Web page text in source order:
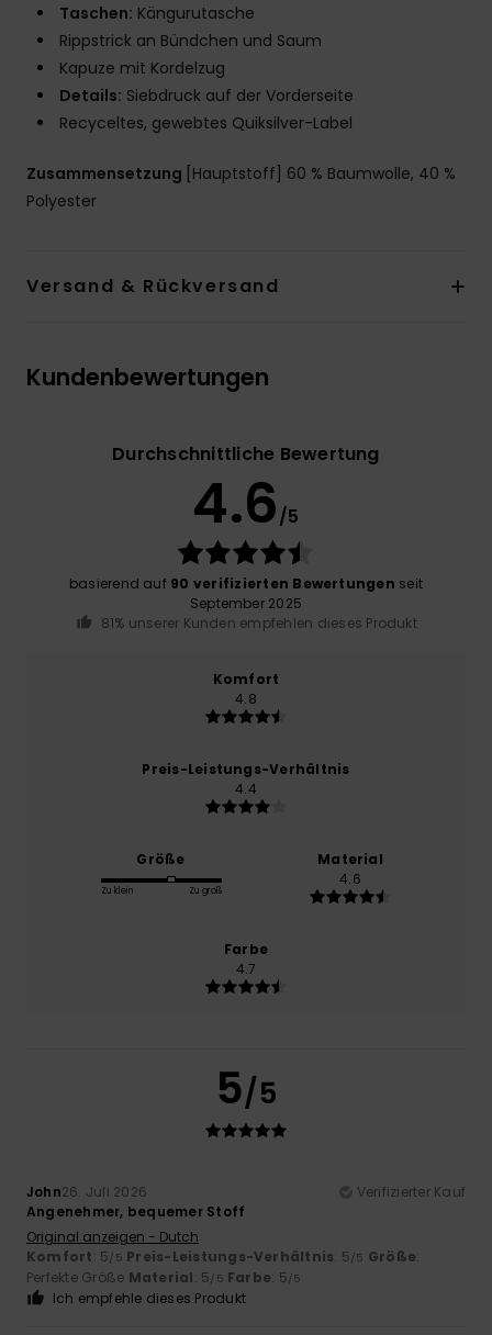
Taschen: Kängurutasche
Rippstrick an Bündchen und Saum
Kapuze mit Kordelzug
Details: Siebdruck auf der Vorderseite
Recyceltes, gewebtes Quiksilver-Label
Zusammensetzung [Hauptstoff] 60 % Baumwolle, 40 %
Polyester
Versand & Rückversand
Kundenbewertungen
Durchschnittliche Bewertung
4.6/5
basierend auf 90 verifizierten Bewertungen seit
September 2025
81% unserer Kunden empfehlen dieses Produkt
Komfort
4.8
Preis-Leistungs-Verhältnis
4.4
Größe
Zu klein Zu groß
Material
4.6
Farbe
4.7
5/5
John26. Juli 2026
Verifizierter Kauf
Angenehmer, bequemer Stoff
Original anzeigen - Dutch
Komfort: 5/5 Preis-Leistungs-Verhältnis: 5/5 Größe:
Perfekte Größe Material: 5/5 Farbe: 5/5
Ich empfehle dieses Produkt